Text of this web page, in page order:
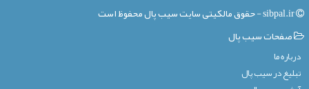
صفحات سیب پال
درباره ما
تبلیغ در سیب پال